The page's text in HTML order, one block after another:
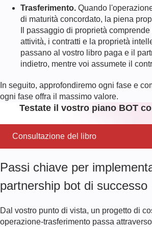
Trasferimento. Quando
di maturità concordato, la piena
Il passaggio di proprietà
attività, i contratti e la proprietà
passano al vostro libro paga e il
indietro, mentre voi assumete il
In seguito, approfondiremo ogni fase e
ogni fase offra il massimo valore.
Testate il vostro piano BOT
Consultazione del libro
Passi chiave per
partnership bot di successo
Dal vostro punto di vista, un progetto di
operazione-trasferimento passa